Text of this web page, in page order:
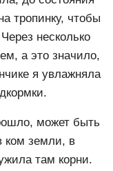
тропинку, чтобы
несколько
а это значило,
я увлажняла
может быть
ком земли, в
там корни.